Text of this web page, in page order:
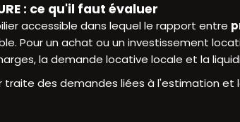
: ce qu'il faut évaluer
accessible dans lequel le rapport entre
Pour un achat ou un investissement
la demande locative locale et la
traite des demandes liées à l'estimation